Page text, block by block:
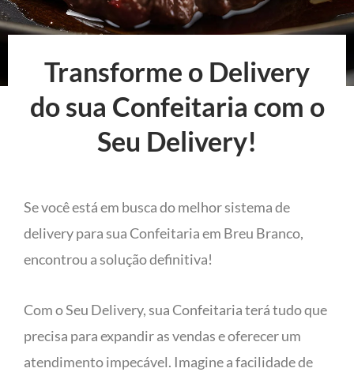
Transforme o Delivery
do sua Confeitaria com o
Seu Delivery!
Se você está em busca do melhor sistema de
delivery para sua Confeitaria em Breu Branco,
encontrou a solução definitiva!
Com o Seu Delivery, sua Confeitaria terá tudo que
precisa para expandir as vendas e oferecer um
atendimento impecável. Imagine a facilidade de